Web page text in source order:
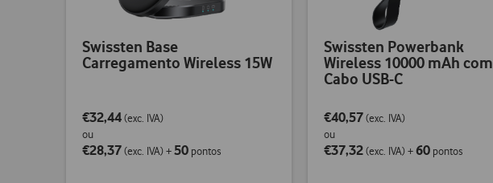
Swissten Base
Carregamento Wireless 15W
€32,44(exc. IVA)
ou
€28,37(exc. IVA)+50 pontos
Swissten Powerbank
Wireless 10000 mAh com
Cabo USB-C
€40,57(exc. IVA)
ou
€37,32(exc. IVA)+60 pontos